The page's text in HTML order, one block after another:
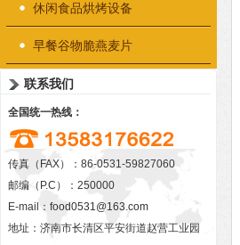
休闲食品烘烤设备
早餐谷物脆燕麦片
联系我们
全国统一热线：
传真（FAX）：86-0531-59827060
邮编（P.C）：250000
E-mail： food0531@163.com
地址：济南市长清区平安街道赵营工业园